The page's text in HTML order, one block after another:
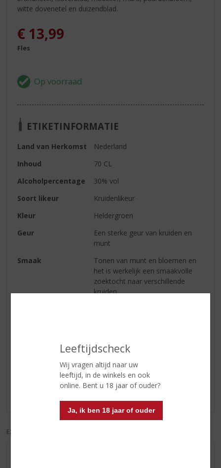
Leeftijdscheck
Wij vragen altijd naar uw
leeftijd, in de winkels en ook
online. Bent u 18 jaar of ouder?
Ja, ik ben 18 jaar of ouder
witte dovenetel en duizendblad.
€ 13,99
Fles
ETIKETINFORMATIE
Land van Herkomst
Nederland
Inhoud
70 CL
Alcoholpercentage
30% vol
Soort likeur
Kruidenlikeur
Kleur
Heldergroen
Geur
Een sterke geur van kruiden en
munt
Smaak
Tonen van munt en bloemen en
het is werkelijk een smaakvolle
zoektocht naar verschillende
kruiden.
Reviews
Schrijf een review
EXCL. BTW